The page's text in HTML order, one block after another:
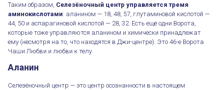
Таким образом, Селезёночный центр управляется тремя
аминокислотами: аланином — 18, 48, 57, глутаминовой кислотой —
44, 50 и аспарагиновой кислотой — 28, 32. Есть ещё одни Ворота,
которые тоже управляются аланином и химически принадлежат
ему (несмотря на то, что находятся в Джи-центре). Это 46-е Ворота
Чаши Любви и любви к телу.
Аланин
Селезёночный центр — это центр осознанности в настоящем